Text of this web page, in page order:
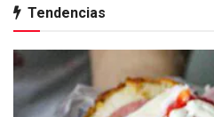
Tendencias